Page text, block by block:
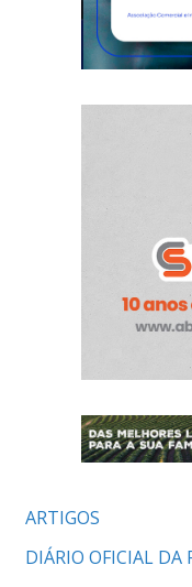
ARTIGOS
DIÁRIO OFICIAL DA